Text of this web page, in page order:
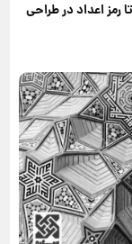
رمز اعداد در طراحی